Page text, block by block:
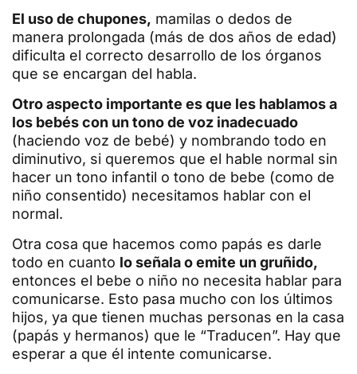
El uso de chupones, mamilas o dedos de
manera prolongada (más de dos años de edad)
dificulta el correcto desarrollo de los órganos
que se encargan del habla.
Otro aspecto importante es que les hablamos a
los bebés con un tono de voz inadecuado
(haciendo voz de bebé) y nombrando todo en
diminutivo, si queremos que el hable normal sin
hacer un tono infantil o tono de bebe (como de
niño consentido) necesitamos hablar con el
normal.
Otra cosa que hacemos como papás es darle
todo en cuanto lo señala o emite un gruñido,
entonces el bebe o niño no necesita hablar para
comunicarse. Esto pasa mucho con los últimos
hijos, ya que tienen muchas personas en la casa
(papás y hermanos) que le “Traducen”. Hay que
esperar a que él intente comunicarse.